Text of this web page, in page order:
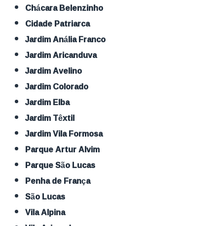
Chácara Belenzinho
Cidade Patriarca
Jardim Anália Franco
Jardim Aricanduva
Jardim Avelino
Jardim Colorado
Jardim Elba
Jardim Têxtil
Jardim Vila Formosa
Parque Artur Alvim
Parque São Lucas
Penha de França
São Lucas
Vila Alpina